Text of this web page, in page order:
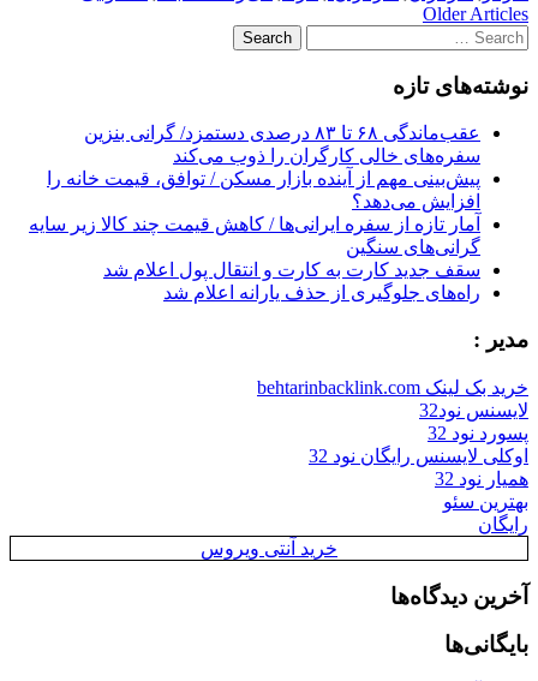
Post
navigation
Older Articles
Search
for:
نوشته‌های تازه
عقب‌ماندگی ۶۸ تا ۸۳ درصدی دستمزد/ گرانی بنزین
سفره‌های خالی کارگران را ذوب می‌کند
پیش‌بینی مهم از آینده بازار مسکن / توافق، قیمت خانه را
افزایش می‌دهد؟
آمار تازه از سفره ایرانی‌ها / کاهش قیمت چند کالا زیر سایه
گرانی‌های سنگین
سقف جدید کارت به کارت و انتقال پول اعلام شد
راه‌های جلوگیری از حذف یارانه اعلام شد
مدیر :
خرید بک لینک behtarinbacklink.com
لایسنس نود32
پسورد نود 32
اوکلی لایسنس رایگان نود 32
همیار نود 32
بهترین سئو
رایگان
خرید آنتی ویروس
آخرین دیدگاه‌ها
بایگانی‌ها